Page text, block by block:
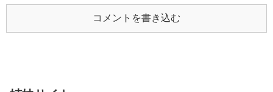
束物フェチ。 イケメン王子と
呼ばれているが、脳内変態のた
め、いろいろ残念。 アクセス
コメントを書き込む